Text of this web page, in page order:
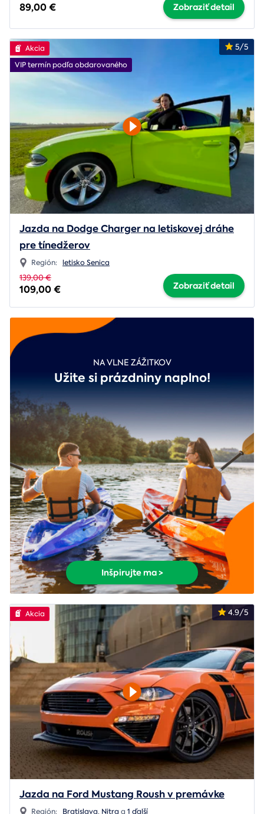
89,00 € Zobraziť detail
5/5
Akcia
VIP termín podľa obdarovaného
Jazda na Dodge Charger na letiskovej dráhe
pre tínedžerov
Región: letisko Senica
139,00 €
109,00 € Zobraziť detail
NA VLNE ZÁŽITKOV
Užite si prázdniny naplno!
Inšpirujte ma >
4.9/5
Akcia
Jazda na Ford Mustang Roush v premávke
Región: Bratislava, Nitra a 1 ďalší